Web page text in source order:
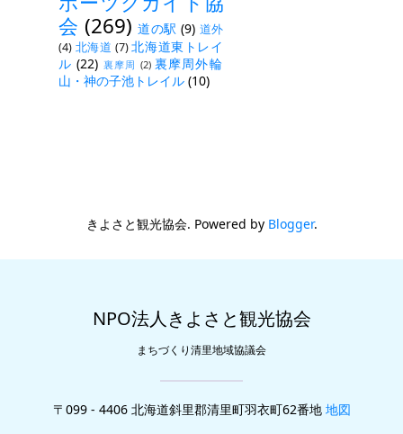
会 (269) 道の駅 (9) 道外
(4) 北海道 (7) 北海道東トレイ
ル (22) 裏摩周 (2) 裏摩周外輪
山・神の子池トレイル (10)
きよさと観光協会. Powered by Blogger.
NPO法人きよさと観光協会
まちづくり清里地域協議会
〒099 - 4406 北海道斜里郡清里町羽衣町62番地 地図